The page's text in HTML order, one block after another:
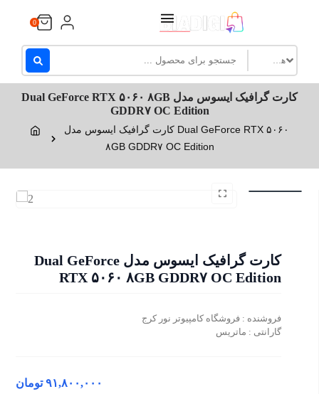
0
کارت گرافیک ایسوس مدل Dual GeForce RTX ۵۰۶۰ ۸GB
GDDR۷ OC Edition
کارت گرافیک ایسوس مدل Dual GeForce RTX ۵۰۶۰
۸GB GDDR۷ OC Edition
کارت گرافیک ایسوس مدل Dual GeForce
RTX ۵۰۶۰ ۸GB GDDR۷ OC Edition
فروشنده : فروشگاه کامپیوتر نور کرج
گارانتی : ماتریس
۹۱,۸۰۰,۰۰۰ تومان